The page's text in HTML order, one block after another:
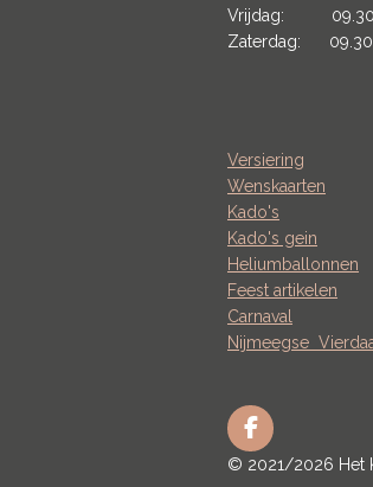
Vrijdag:
Zaterdag:
Versiering
Wenskaarten
Kado's
Kado's gein
Heliumballonnen
Feest artikelen
Carnaval
Nijmeegse
F
a
© 2021/2026 Het